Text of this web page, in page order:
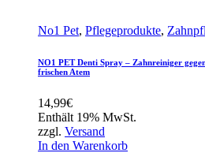
No1 Pet, Pflegeprodukte,
NO1 PET Denti Spray – Zahnreiniger
frischen Atem
14,99€
Enthält 19% MwSt.
zzgl. Versand
In den Warenkorb